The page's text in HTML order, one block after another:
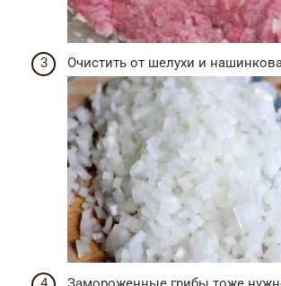
Очистить от шелухи и